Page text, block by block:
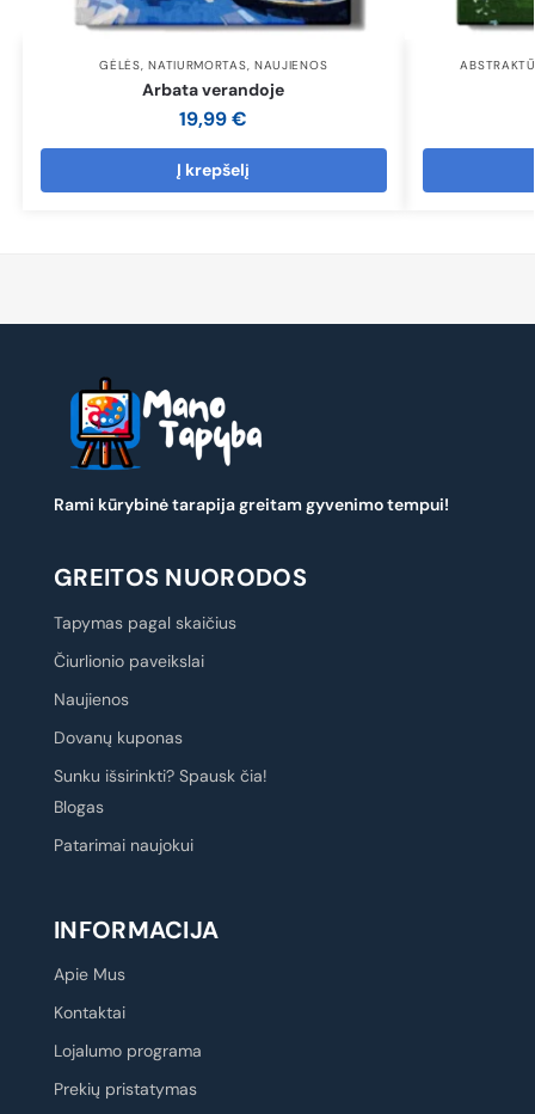
GĖLĖS,NATIURMORTAS, NAUJIENOS
Arbata verandoje
19,99€
Į krepšelį
Rami kūrybinė tarapija greitam gyvenimo tempui!
GREITOS NUORODOS
Tapymas pagal skaičius
Čiurlionio paveikslai
Naujienos
Dovanų kuponas
Sunku išsirinkti? Spausk čia!
Blogas
Patarimai naujokui
INFORMACIJA
Apie Mus
Kontaktai
Lojalumo programa
Prekių pristatymas